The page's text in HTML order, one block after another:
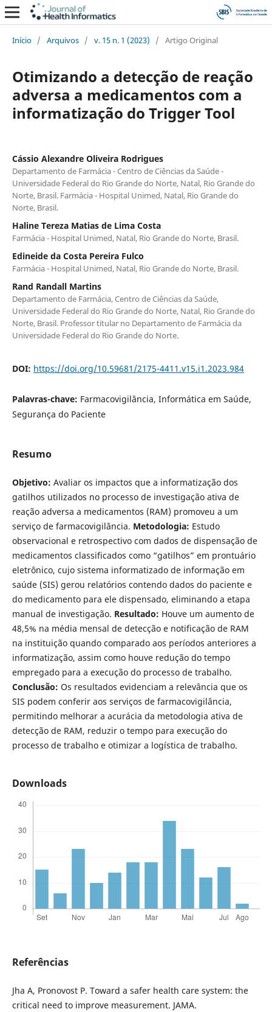
Início / Arquivos / v. 15 n. 1 (2023) / Artigo Original
Otimizando a detecção de reação
adversa a medicamentos com a
informatização do Trigger Tool
Cássio Alexandre Oliveira Rodrigues
Departamento de Farmácia - Centro de Ciências da Saúde -
Universidade Federal do Rio Grande do Norte, Natal, Rio Grande do
Norte, Brasil. Farmácia - Hospital Unimed, Natal, Rio Grande do
Norte, Brasil.
Haline Tereza Matias de Lima Costa
Farmácia - Hospital Unimed, Natal, Rio Grande do Norte, Brasil.
Edineide da Costa Pereira Fulco
Farmácia - Hospital Unimed, Natal, Rio Grande do Norte, Brasil.
Rand Randall Martins
Departamento de Farmácia, Centro de Ciências da Saúde,
Universidade Federal do Rio Grande do Norte, Natal, Rio Grande do
Norte, Brasil. Professor titular no Departamento de Farmácia da
Universidade Federal do Rio Grande do Norte.
DOI: https://doi.org/10.59681/2175-4411.v15.i1.2023.984
Palavras-chave: Farmacovigilância, Informática em Saúde,
Segurança do Paciente
Resumo
Objetivo: Avaliar os impactos que a informatização dos
gatilhos utilizados no processo de investigação ativa de
reação adversa a medicamentos (RAM) promoveu a um
serviço de farmacovigilância. Metodologia: Estudo
observacional e retrospectivo com dados de dispensação de
medicamentos classificados como “gatilhos” em prontuário
eletrônico, cujo sistema informatizado de informação em
saúde (SIS) gerou relatórios contendo dados do paciente e
do medicamento para ele dispensado, eliminando a etapa
manual de investigação. Resultado: Houve um aumento de
48,5% na média mensal de detecção e notificação de RAM
na instituição quando comparado aos períodos anteriores a
informatização, assim como houve redução do tempo
empregado para a execução do processo de trabalho.
Conclusão: Os resultados evidenciam a relevância que os
SIS podem conferir aos serviços de farmacovigilância,
permitindo melhorar a acurácia da metodologia ativa de
detecção de RAM, reduzir o tempo para execução do
processo de trabalho e otimizar a logística de trabalho.
Downloads
Referências
Jha A, Pronovost P. Toward a safer health care system: the
critical need to improve measurement. JAMA.